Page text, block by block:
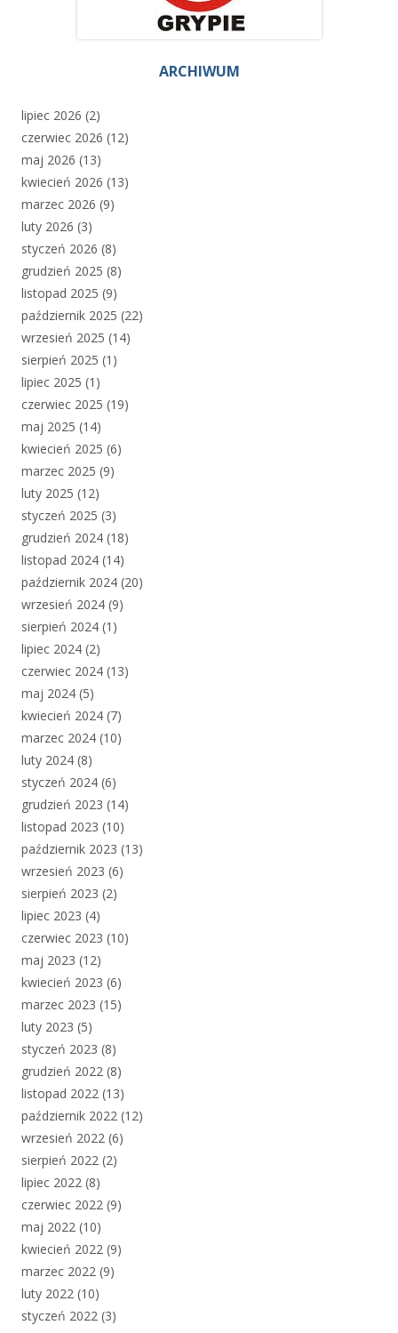
ARCHIWUM
lipiec 2026 (2)
czerwiec 2026 (12)
maj 2026 (13)
kwiecień 2026 (13)
marzec 2026 (9)
luty 2026 (3)
styczeń 2026 (8)
grudzień 2025 (8)
listopad 2025 (9)
październik 2025 (22)
wrzesień 2025 (14)
sierpień 2025 (1)
lipiec 2025 (1)
czerwiec 2025 (19)
maj 2025 (14)
kwiecień 2025 (6)
marzec 2025 (9)
luty 2025 (12)
styczeń 2025 (3)
grudzień 2024 (18)
listopad 2024 (14)
październik 2024 (20)
wrzesień 2024 (9)
sierpień 2024 (1)
lipiec 2024 (2)
czerwiec 2024 (13)
maj 2024 (5)
kwiecień 2024 (7)
marzec 2024 (10)
luty 2024 (8)
styczeń 2024 (6)
grudzień 2023 (14)
listopad 2023 (10)
październik 2023 (13)
wrzesień 2023 (6)
sierpień 2023 (2)
lipiec 2023 (4)
czerwiec 2023 (10)
maj 2023 (12)
kwiecień 2023 (6)
marzec 2023 (15)
luty 2023 (5)
styczeń 2023 (8)
grudzień 2022 (8)
listopad 2022 (13)
październik 2022 (12)
wrzesień 2022 (6)
sierpień 2022 (2)
lipiec 2022 (8)
czerwiec 2022 (9)
maj 2022 (10)
kwiecień 2022 (9)
marzec 2022 (9)
luty 2022 (10)
styczeń 2022 (3)